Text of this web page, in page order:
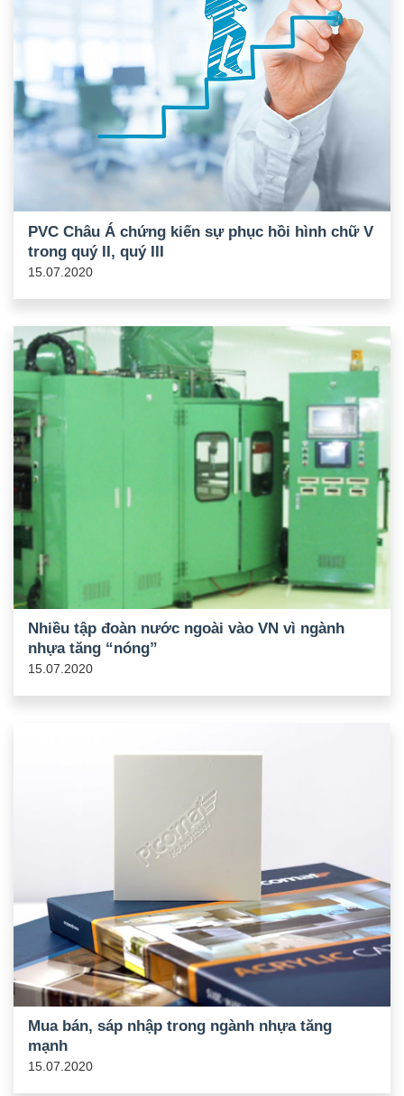
PVC Châu Á chứng kiến sự phục hồi hình chữ V
trong quý II, quý III
15.07.2020
Nhiều tập đoàn nước ngoài vào VN vì ngành
nhựa tăng “nóng”
15.07.2020
​Mua bán, sáp nhập trong ngành nhựa tăng
mạnh
15.07.2020